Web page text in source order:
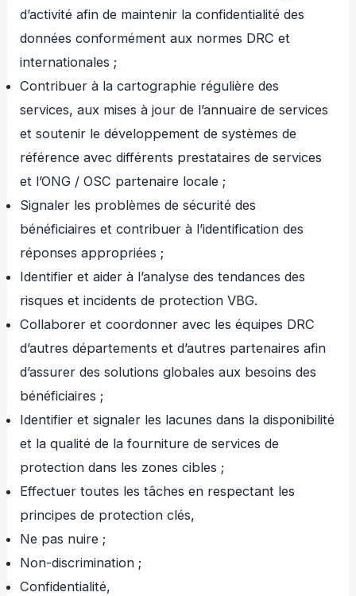
d’activité afin de maintenir la confidentialité des
données conformément aux normes DRC et
internationales ;
Contribuer à la cartographie régulière des
services, aux mises à jour de l’annuaire de services
et soutenir le développement de systèmes de
référence avec différents prestataires de services
et l’ONG / OSC partenaire locale ;
Signaler les problèmes de sécurité des
bénéficiaires et contribuer à l’identification des
réponses appropriées ;
Identifier et aider à l’analyse des tendances des
risques et incidents de protection VBG.
Collaborer et coordonner avec les équipes DRC
d’autres départements et d’autres partenaires afin
d’assurer des solutions globales aux besoins des
bénéficiaires ;
Identifier et signaler les lacunes dans la disponibilité
et la qualité de la fourniture de services de
protection dans les zones cibles ;
Effectuer toutes les tâches en respectant les
principes de protection clés,
Ne pas nuire ;
Non-discrimination ;
Confidentialité,